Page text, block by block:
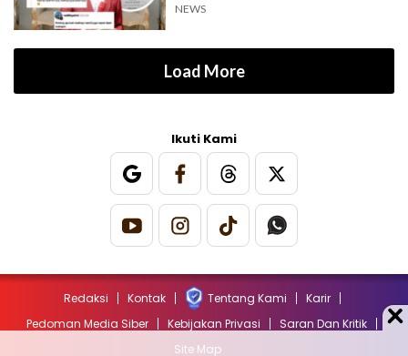
NEWS
Load More
Ikuti Kami
Redaksi Kontak Tentang Kami
Karir
Pedoman Media Siber
Kebijakan Privasi
Saran Dan Kritik
Site Map